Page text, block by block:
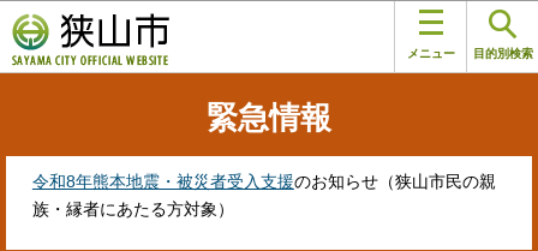
の
ペ
メニュー 目的別検索
緊急情報
令和8年熊本地震・被災者受入支援のお知らせ（狭山市民の親
族・縁者にあたる方対象）